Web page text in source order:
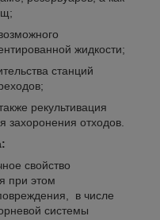
жидкости;
станций
рекультивация
захоронения отходов.
свойство
при этом
в числе
системы